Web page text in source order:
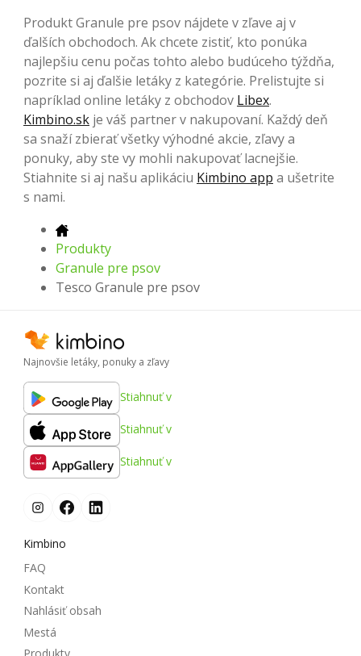
Produkt Granule pre psov nájdete v zľave aj v
ďalších obchodoch. Ak chcete zistiť, kto ponúka
najlepšiu cenu počas tohto alebo budúceho týždňa,
pozrite si aj ďalšie letáky z kategórie. Prelistujte si
napríklad online letáky z obchodov Libex.
Kimbino.sk je váš partner v nakupovaní. Každý deň
sa snaží zbierať všetky výhodné akcie, zľavy a
ponuky, aby ste vy mohli nakupovať lacnejšie.
Stiahnite si aj našu aplikáciu Kimbino app a ušetrite
s nami.
Produkty
Granule pre psov
Tesco Granule pre psov
Najnovšie letáky, ponuky a zľavy
Stiahnuť v
Stiahnuť v
Stiahnuť v
Kimbino
FAQ
Kontakt
Nahlásiť obsah
Mestá